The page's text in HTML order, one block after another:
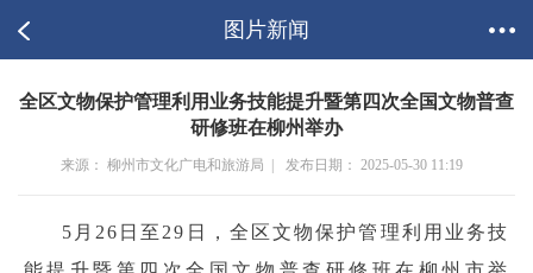
图片新闻
全区文物保护管理利用业务技能提升暨第四次全国文物普查
研修班在柳州举办
来源： 柳州市文化广电和旅游局 | 发布日期： 2025-05-30 11:19
5月26日至29日，全区文物保护管理利用业务技